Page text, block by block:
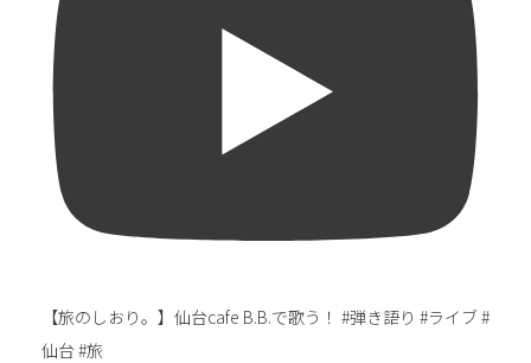
【旅のしおり。】仙台cafe B.B.で歌う！ #弾き語り #ライブ #
仙台 #旅